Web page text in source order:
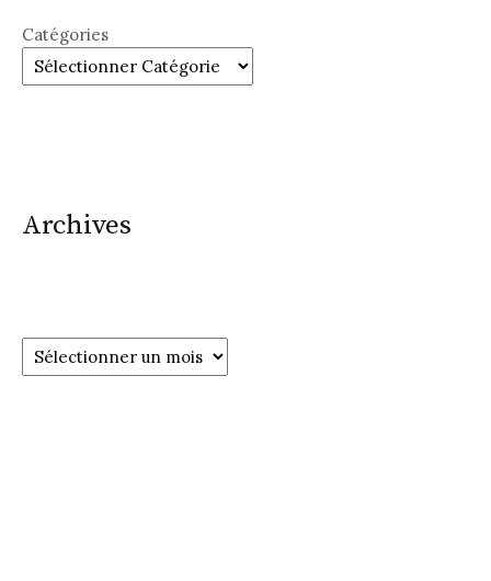
Catégories
Archives
Archives